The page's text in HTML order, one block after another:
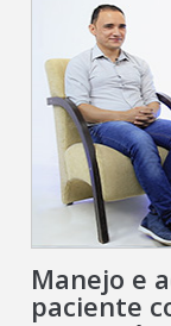
Manejo e
paciente